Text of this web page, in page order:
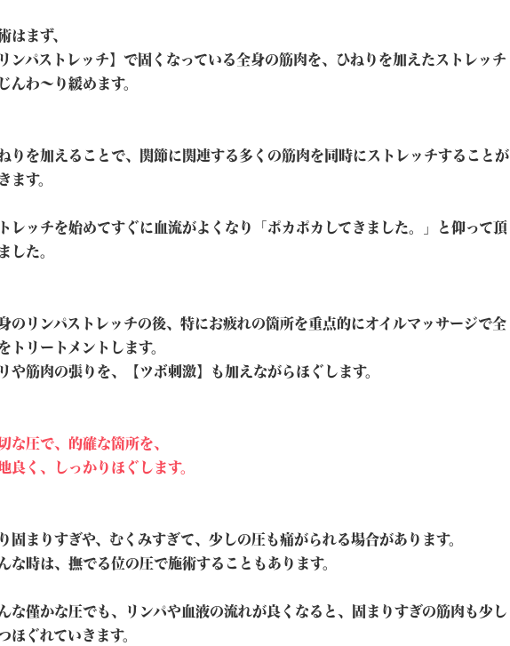
はまず、
リンパストレッチ】で固くなっている全身の筋肉を、ひねりを加えたストレッチ
んわ～り緩めます。
りを加えることで、関節に関連する多くの筋肉を同時にストレッチすることが
ます。
レッチを始めてすぐに血流がよくなり「ポカポカしてきました。」と仰って頂
した。
のリンパストレッチの後、特にお疲れの箇所を重点的にオイルマッサージで全
トリートメントします。
や筋肉の張りを、【ツボ刺激】も加えながらほぐします。
な圧で、的確な箇所を、
良く、しっかりほぐします。
固まりすぎや、むくみすぎて、少しの圧も痛がられる場合があります。
な時は、撫でる位の圧で施術することもあります。
な僅かな圧でも、リンパや血液の流れが良くなると、固まりすぎの筋肉も少し
ほぐれていきます。